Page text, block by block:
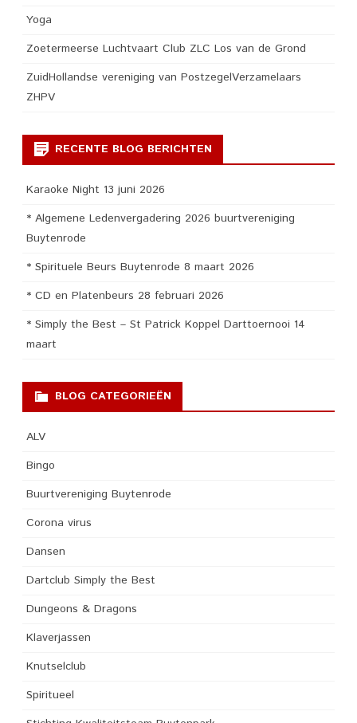
Yoga
Zoetermeerse Luchtvaart Club ZLC Los van de Grond
ZuidHollandse vereniging van PostzegelVerzamelaars
ZHPV
RECENTE BLOG BERICHTEN
Karaoke Night 13 juni 2026
* Algemene Ledenvergadering 2026 buurtvereniging
Buytenrode
* Spirituele Beurs Buytenrode 8 maart 2026
* CD en Platenbeurs 28 februari 2026
* Simply the Best – St Patrick Koppel Darttoernooi 14
maart
BLOG CATEGORIEËN
ALV
Bingo
Buurtvereniging Buytenrode
Corona virus
Dansen
Dartclub Simply the Best
Dungeons & Dragons
Klaverjassen
Knutselclub
Spiritueel